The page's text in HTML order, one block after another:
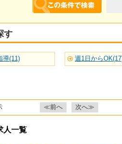
す
導(11) 週1日から
≪前へ 次へ≫
人一覧